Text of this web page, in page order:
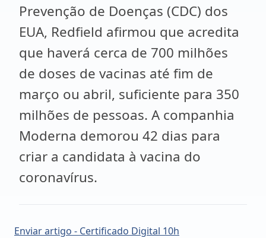
Prevenção de Doenças (CDC) dos
EUA, Redfield afirmou que acredita
que haverá cerca de 700 milhões
de doses de vacinas até fim de
março ou abril, suficiente para 350
milhões de pessoas. A companhia
Moderna demorou 42 dias para
criar a candidata à vacina do
coronavírus.
Enviar artigo - Certificado Digital 10h